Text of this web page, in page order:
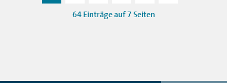
64 Einträge auf 7 Seiten